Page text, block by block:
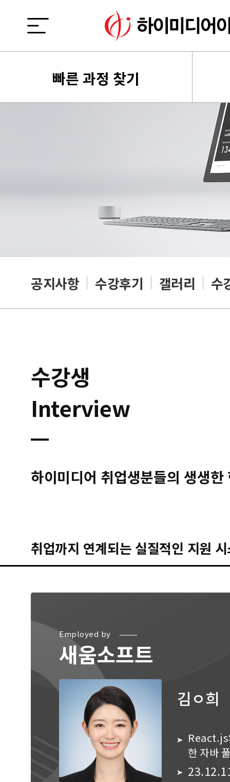
빠른 과정 찾기
공지사항 수강후기 갤러리 수
수강생
Interview
하이미디어 취업생분들의 생생한
취업까지 연계되는 실질적인 지원
Employed by
새움소프트
김ㅇ희
한 자바